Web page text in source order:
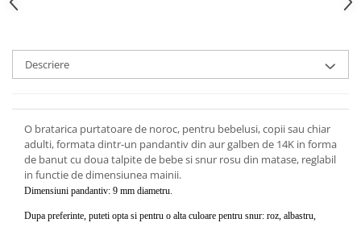
Descriere
O bratarica purtatoare de noroc, pentru bebelusi, copii sau chiar
adulti, formata dintr-un pandantiv din aur galben de 14K in forma
de banut cu doua talpite de bebe si snur rosu din matase, reglabil
in functie de dimensiunea mainii.
Dimensiuni pandantiv: 9 mm diametru.
Dupa preferinte, puteti opta si pentru o alta culoare pentru snur: roz, albastru,